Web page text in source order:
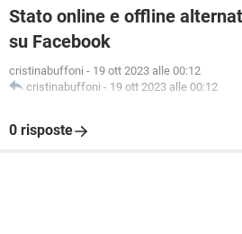
Stato online e offline
su Facebook
cristinabuffoni - 19 ott 2023 alle 00:12
cristinabuffoni - 19 ott 2023 alle 00:12
0 risposte